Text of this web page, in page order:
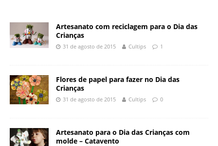
Artesanato com reciclagem para o Dia das
Crianças
31 de agosto de 2015 Cultips 1
Flores de papel para fazer no Dia das
Crianças
31 de agosto de 2015 Cultips 0
Artesanato para o Dia das Crianças com
molde – Catavento